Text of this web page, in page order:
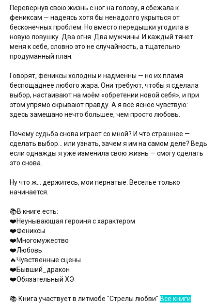
Перевернув свою жизнь с ног на голову, я сбежала к
фениксам — надеясь хотя бы ненадолго укрыться от
бесконечных проблем. Но вместо передышки угодила в
новую ловушку. Два огня. Два мужчины. И каждый тянет
меня к себе, словно это не случайность, а тщательно
продуманный план.
Говорят, фениксы холодны и надменны — но их пламя
беспощаднее любого жара. Они требуют, чтобы я сделала
выбор, настаивают на моём «обретении новой себя», и при
этом упрямо скрывают правду. А я всё яснее чувствую:
здесь замешано нечто большее, чем просто любовь.
Почему судьба снова играет со мной? И что страшнее —
сделать выбор… или узнать, зачем я им на самом деле? Ведь
если однажды я уже изменила свою жизнь — смогу сделать
это снова.
Ну что ж… держитесь, мои пернатые. Веселье только
начинается.
📚В книге есть:‍‍
‍❤️‍Неунывающая героиня с характером
‍❤️‍‍Фениксы
‍‍❤️‍Многомужество
‍❤️‍Любовь
🔥Чувственные сцены
‍❤️‍Бывший_дракон
‍❤️‍Обязательный ХЭ
📚 Книга участвует в литмобе "Стрелы любви" Все книги